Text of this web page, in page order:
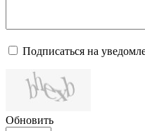
Подписаться на
Обновить